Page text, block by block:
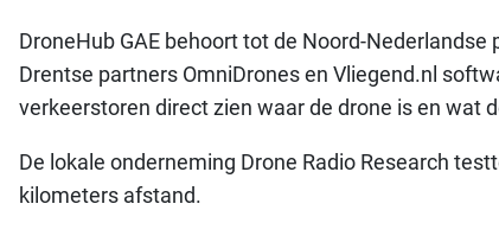
DroneHub GAE behoort tot de Noord-
Drentse partners OmniDrones en Vliegend.nl
verkeerstoren direct zien waar de drone is en wat
De lokale onderneming Drone Radio Research
kilometers afstand.